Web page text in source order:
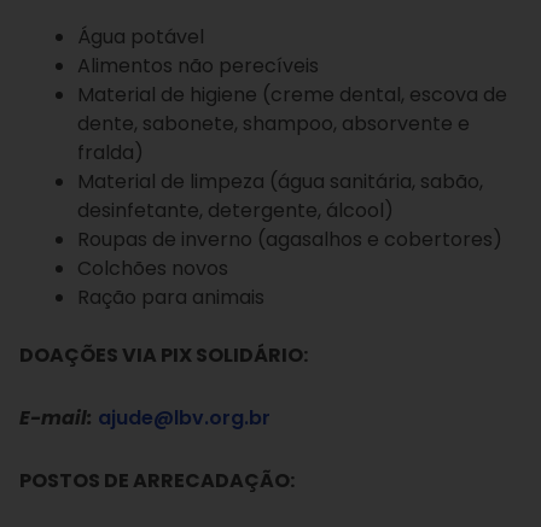
Água potável
⁠Alimentos não perecíveis
Material de higiene (creme dental, escova de
dente, sabonete, shampoo, absorvente e
fralda)
Material de limpeza (água sanitária, sabão,
desinfetante, detergente, álcool)
⁠Roupas de inverno (agasalhos e cobertores)
⁠Colchões novos
⁠Ração para animais
DOAÇÕES VIA PIX SOLIDÁRIO:
E-mail: ajude@lbv.org.br
POSTOS DE ARRECADAÇÃO: